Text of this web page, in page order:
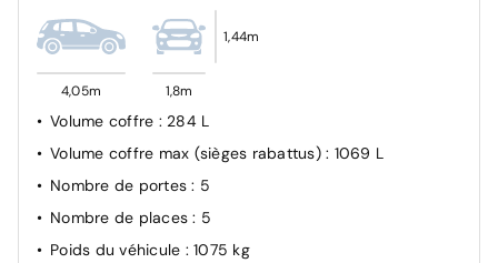
Airbags frontaux conducteur et passager
Airbags Latéraux AV et rideaux
Ceinture centrale arrière 3 points
Système ISOFIX aux sièges latérales AR
Verrouillage centralisée
4,05m 1,8m
1,44m
Volume coffre : 284 L
Volume coffre max (sièges rabattus) : 1069 L
Nombre de portes: 5
Nombre de places: 5
Poids du véhicule : 1075 kg